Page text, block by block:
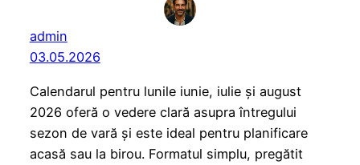
admin
03.05.2026
Calendarul pentru lunile iunie, iulie și august
2026 oferă o vedere clară asupra întregului
sezon de vară și este ideal pentru planificare
acasă sau la birou. Formatul simplu, pregătit